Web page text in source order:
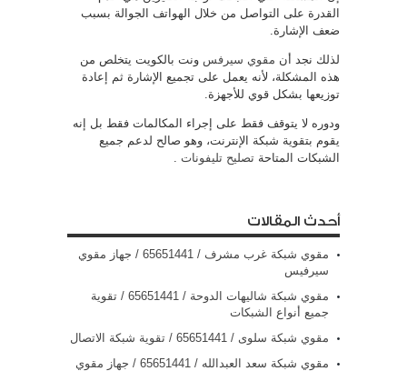
القدرة على التواصل من خلال الهواتف الجوالة بسبب
ضعف الإشارة.
لذلك نجد أن مقوي سيرفس ونت بالكويت يتخلص من
هذه المشكلة، لأنه يعمل على تجميع الإشارة ثم إعادة
توزيعها بشكل قوي للأجهزة.
ودوره لا يتوقف فقط على إجراء المكالمات فقط بل إنه
يقوم بتقوية شبكة الإنترنت، وهو صالح لدعم جميع
الشبكات المتاحة تصليح تليفونات
أحدث المقالات
مقوي شبكة غرب مشرف / 65651441 / جهاز مقوي
سيرفيس
مقوي شبكة شاليهات الدوحة / 65651441 / تقوية
جميع أنواع الشبكات
مقوي شبكة سلوى / 65651441 / تقوية شبكة الاتصال
مقوي شبكة سعد العبدالله / 65651441 / جهاز مقوي